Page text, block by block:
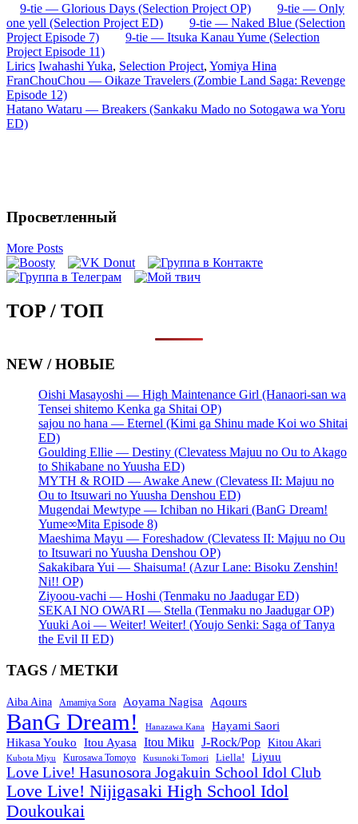
9-tie — Glorious Days (Selection Project OP)
9-tie — Only
one yell (Selection Project ED)
9-tie — Naked Blue (Selection
Project Episode 7)
9-tie — Itsuka Kanau Yume (Selection
Project Episode 11)
Lirics Iwahashi Yuka, Selection Project, Yomiya Hina
Запись
навигация
FranChouChou — Oikaze Travelers (Zombie Land Saga: Revenge
Episode 12)
Hatano Wataru — Breakers (Sankaku Mado no Sotogawa wa Yoru
ED)
Просветленный
More Posts
TOP / ТОП
NEW / НОВЫЕ
Oishi Masayoshi — High Maintenance Girl (Hanaori-san wa
Tensei shitemo Kenka ga Shitai OP)
sajou no hana — Eternel (Kimi ga Shinu made Koi wo Shitai
ED)
Goulding Ellie — Destiny (Clevatess Majuu no Ou to Akago
to Shikabane no Yuusha ED)
MYTH & ROID — Awake Anew (Clevatess II: Majuu no
Ou to Itsuwari no Yuusha Denshou ED)
Mugendai Mewtype — Ichiban no Hikari (BanG Dream!
Yume∞Mita Episode 8)
Maeshima Mayu — Foreshadow (Clevatess II: Majuu no Ou
to Itsuwari no Yuusha Denshou OP)
Sakakibara Yui — Shaisuma! (Azur Lane: Bisoku Zenshin!
Ni!! OP)
Ziyoou-vachi — Hoshi (Tenmaku no Jaadugar ED)
SEKAI NO OWARI — Stella (Tenmaku no Jaadugar OP)
Yuuki Aoi — Weiter! Weiter! (Youjo Senki: Saga of Tanya
the Evil II ED)
TAGS / МЕТКИ
Aiba Aina Amamiya Sora Aoyama Nagisa Aqours
BanG Dream! Hanazawa Kana
Hayami Saori
Hikasa Youko
Itou Ayasa Itou Miku J-Rock/Pop Kitou Akari
Kubota Miyu Kurosawa Tomoyo Kusunoki Tomori Liella! Liyuu
Love Live! Hasunosora Jogakuin School Idol Club
Love Live! Nijigasaki High School Idol
Doukoukai